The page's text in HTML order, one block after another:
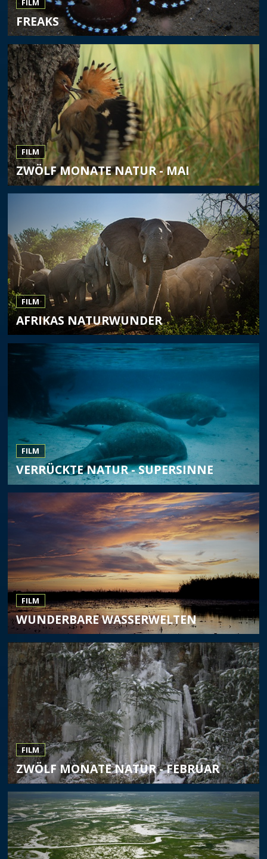
FREAKS
FILM
ZWÖLF MONATE NATUR - MAI
FILM
AFRIKAS NATURWUNDER
FILM
VERRÜCKTE NATUR - SUPERSINNE
FILM
WUNDERBARE WASSERWELTEN
FILM
ZWÖLF MONATE NATUR - FEBRUAR